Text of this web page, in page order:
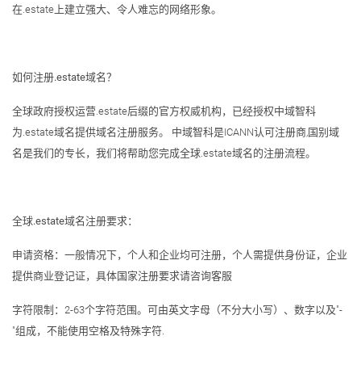
在.estate上建立强大、令人难忘的网络形象。
如何注册.estate域名？
全球政府授权运营.estate后缀的官方权威机构，已经授权中域智科
为.estate域名提供域名注册服务。 中域智科是ICANN认可注册商,国别域
名是我们的专长，我们将帮助您完成全球.estate域名的注册流程。
全球.estate域名注册要求：
申请资格：一般情况下，个人和企业均可注册，个人需提供身份证，企业
提供商业登记证，具体国家注册要求请咨询客服
字符限制：2-63个字符范围。可由英文字母（不分大小写）、数字以及"-
"组成，不能使用空格及特殊字符.